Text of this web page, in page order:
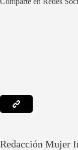
Redacción Mujer